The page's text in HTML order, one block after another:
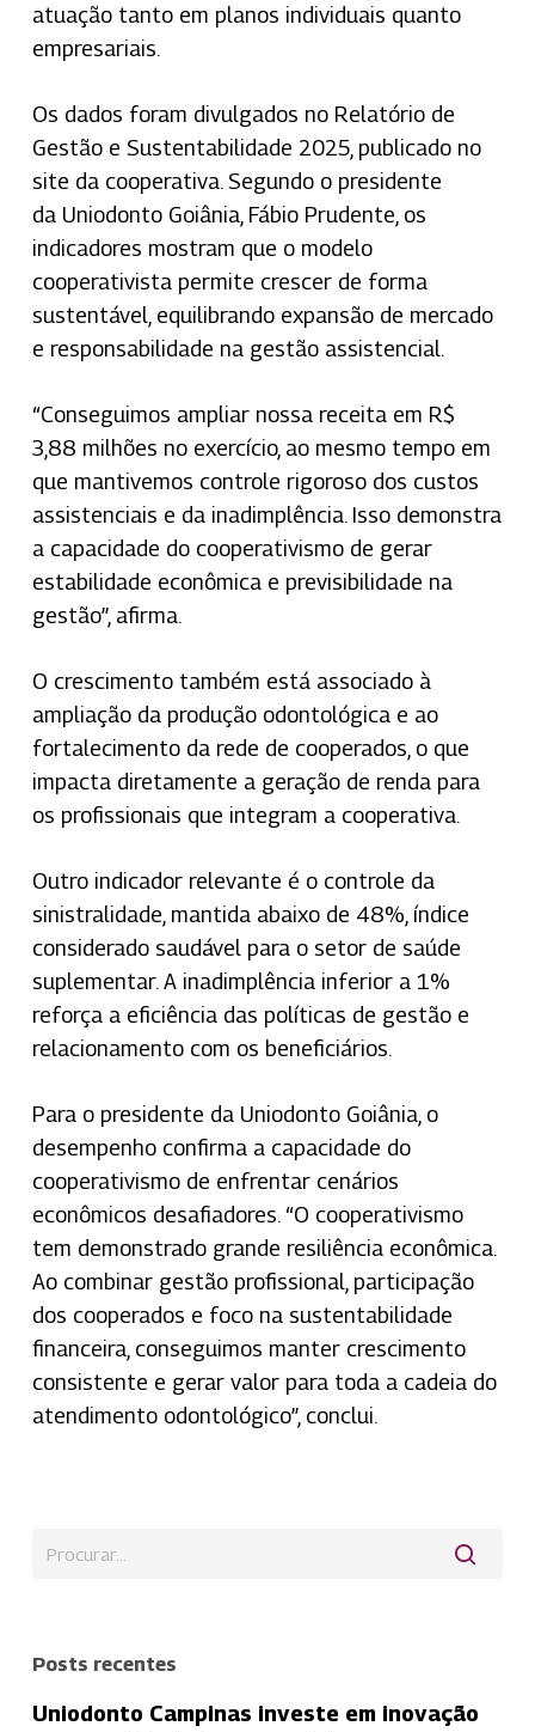
atuação tanto em planos individuais quanto
empresariais.
Os dados foram divulgados no Relatório de
Gestão e Sustentabilidade 2025, publicado no
site da cooperativa. Segundo o presidente
da Uniodonto Goiânia, Fábio Prudente, os
indicadores mostram que o modelo
cooperativista permite crescer de forma
sustentável, equilibrando expansão de mercado
e responsabilidade na gestão assistencial.
“Conseguimos ampliar nossa receita em R$
3,88 milhões no exercício, ao mesmo tempo em
que mantivemos controle rigoroso dos custos
assistenciais e da inadimplência. Isso demonstra
a capacidade do cooperativismo de gerar
estabilidade econômica e previsibilidade na
gestão”, afirma.
O crescimento também está associado à
ampliação da produção odontológica e ao
fortalecimento da rede de cooperados, o que
impacta diretamente a geração de renda para
os profissionais que integram a cooperativa.
Outro indicador relevante é o controle da
sinistralidade, mantida abaixo de 48%, índice
considerado saudável para o setor de saúde
suplementar. A inadimplência inferior a 1%
reforça a eficiência das políticas de gestão e
relacionamento com os beneficiários.
Para o presidente da Uniodonto Goiânia, o
desempenho confirma a capacidade do
cooperativismo de enfrentar cenários
econômicos desafiadores. “O cooperativismo
tem demonstrado grande resiliência econômica.
Ao combinar gestão profissional, participação
dos cooperados e foco na sustentabilidade
financeira, conseguimos manter crescimento
consistente e gerar valor para toda a cadeia do
atendimento odontológico”, conclui.
Posts recentes
Uniodonto Campinas investe em inovação